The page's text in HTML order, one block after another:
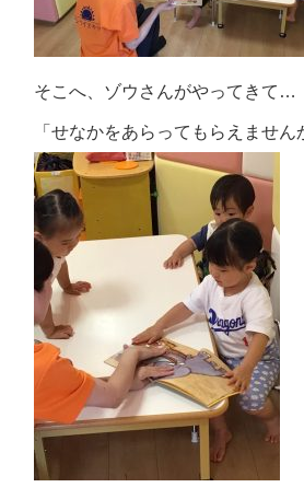
そこへ、ゾウさんがやってきて…
「せなかをあらってもらえません